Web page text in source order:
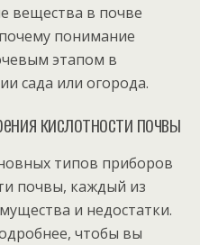
вещества в почве
понимание
этапом в
сада или огорода.
кислотности почвы
типов приборов
почвы, каждый из
и недостатки.
чтобы вы